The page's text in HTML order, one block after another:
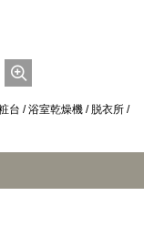
台 / 浴室乾燥機 / 脱衣所 /